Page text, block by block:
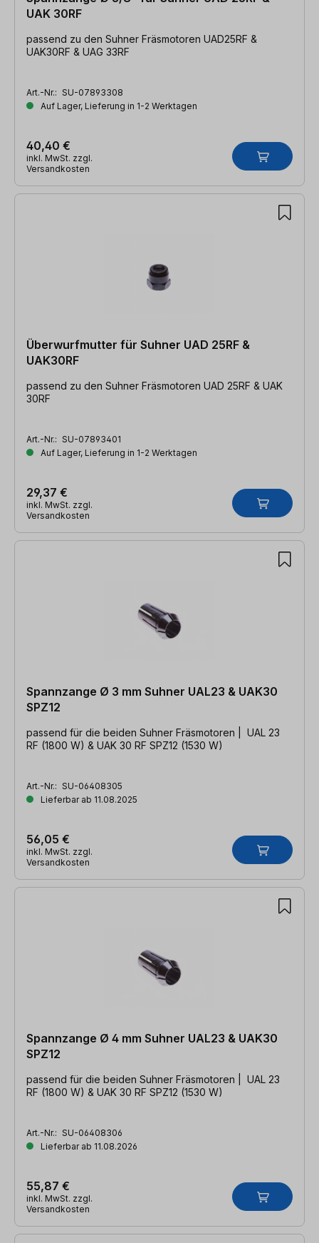
UAK 30RF
passend zu den Suhner Fräsmotoren UAD25RF &
UAK30RF & UAG 33RF
Art.-Nr.: SU-07893308
Auf Lager, Lieferung in 1-2 Werktagen
40,40 €
inkl. MwSt. zzgl.
Versandkosten
Überwurfmutter für Suhner UAD 25RF &
UAK30RF
passend zu den Suhner Fräsmotoren UAD 25RF & UAK
30RF
Art.-Nr.: SU-07893401
Auf Lager, Lieferung in 1-2 Werktagen
29,37 €
inkl. MwSt. zzgl.
Versandkosten
Spannzange Ø 3 mm Suhner UAL23 & UAK30
SPZ12
passend für die beiden Suhner Fräsmotoren | UAL 23
RF (1800 W) & UAK 30 RF SPZ12 (1530 W)
Art.-Nr.: SU-06408305
Lieferbar ab 11.08.2025
56,05 €
inkl. MwSt. zzgl.
Versandkosten
Spannzange Ø 4 mm Suhner UAL23 & UAK30
SPZ12
passend für die beiden Suhner Fräsmotoren | UAL 23
RF (1800 W) & UAK 30 RF SPZ12 (1530 W)
Art.-Nr.: SU-06408306
Lieferbar ab 11.08.2026
55,87 €
inkl. MwSt. zzgl.
Versandkosten